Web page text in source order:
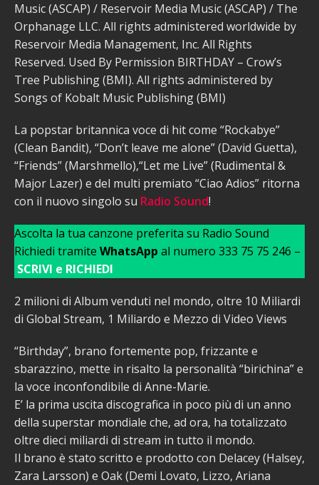
Music (ASCAP) / Reservoir Media Music (ASCAP) / The
Orphanage LLC. All rights administered worldwide by
Reservoir Media Management, Inc. All Rights
Reserved. Used By Permission BIRTHDAY – Crow’s
Tree Publishing (BMI). All rights administered by
Songs of Kobalt Music Publishing (BMI)
La popstar britannica voce di hit come “Rockabye”
(Clean Bandit), “Don’t leave me alone” (David Guetta),
“Friends” (Marshmello),“Let me Live” (Rudimental &
Major Lazer) e del multi premiato “Ciao Adios” ritorna
con il nuovo singolo su Radio Sound!
Ascolta la tua canzone preferita su Radio Sound
Richiedi tramite WhatsApp al numero 333 75 75 246 –
SCRIVI e RICHIEDI
2 milioni di Album venduti nel mondo, oltre 10 Miliardi
di Global Stream, 1 Miliardo e Mezzo di Video Views
“Birthday”, brano fortemente pop, frizzante e
sbarazzino, mette in risalto la personalità “birichina” e
la voce inconfondibile di Anne-Marie.
E’ la prima uscita discografica in poco più di un anno
della superstar mondiale che, ad ora, ha totalizzato
oltre dieci miliardi di stream in tutto il mondo.
Il brano è stato scritto e prodotto con Delacey (Halsey,
Zara Larsson) e Oak (Demi Lovato, Lizzo, Ariana